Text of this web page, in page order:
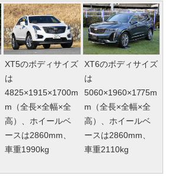
XT5のボディサイズ
は
4825×1915×1700m
m（全長×全幅×全
高）、ホイールベ
ースは2860mm、
車重1990kg
XT6のボディサイズ
は
5060×1960×1775m
m（全長×全幅×全
高）、ホイールベ
ースは2860mm、
車重2110kg